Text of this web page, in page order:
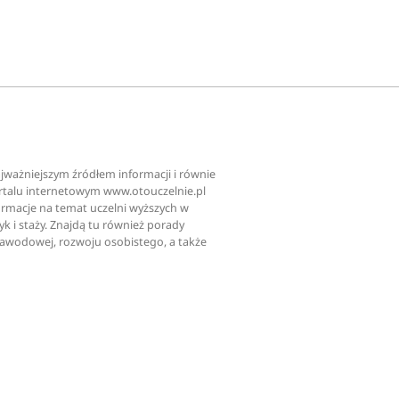
źródłem informacji i równie
internetowym www.otouczelnie.pl
na temat uczelni wyższych w
i staży. Znajdą tu również porady
rozwoju osobistego, a także